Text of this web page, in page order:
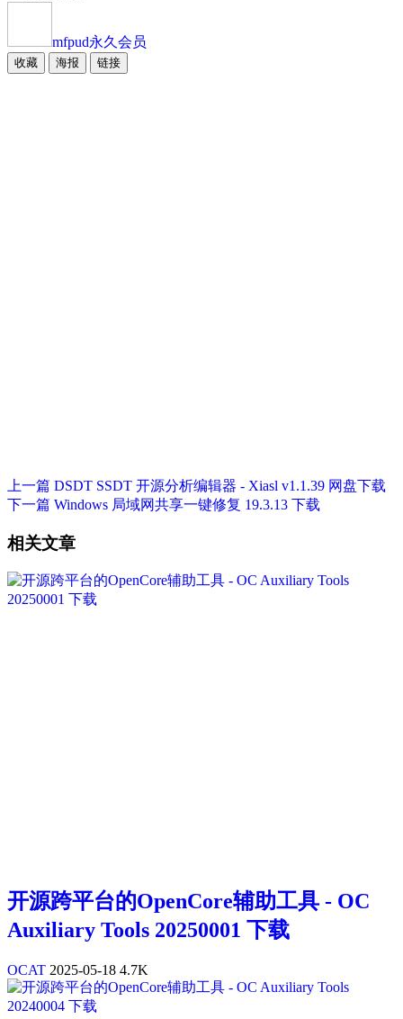
mfpud永久会员
收藏 海报 链接
上一篇 DSDT SSDT 开源分析编辑器 - Xiasl v1.1.39 网盘下载
下一篇 Windows 局域网共享一键修复 19.3.13 下载
相关文章
开源跨平台的OpenCore辅助工具 - OC
Auxiliary Tools 20250001 下载
OCAT 2025-05-18 4.7K